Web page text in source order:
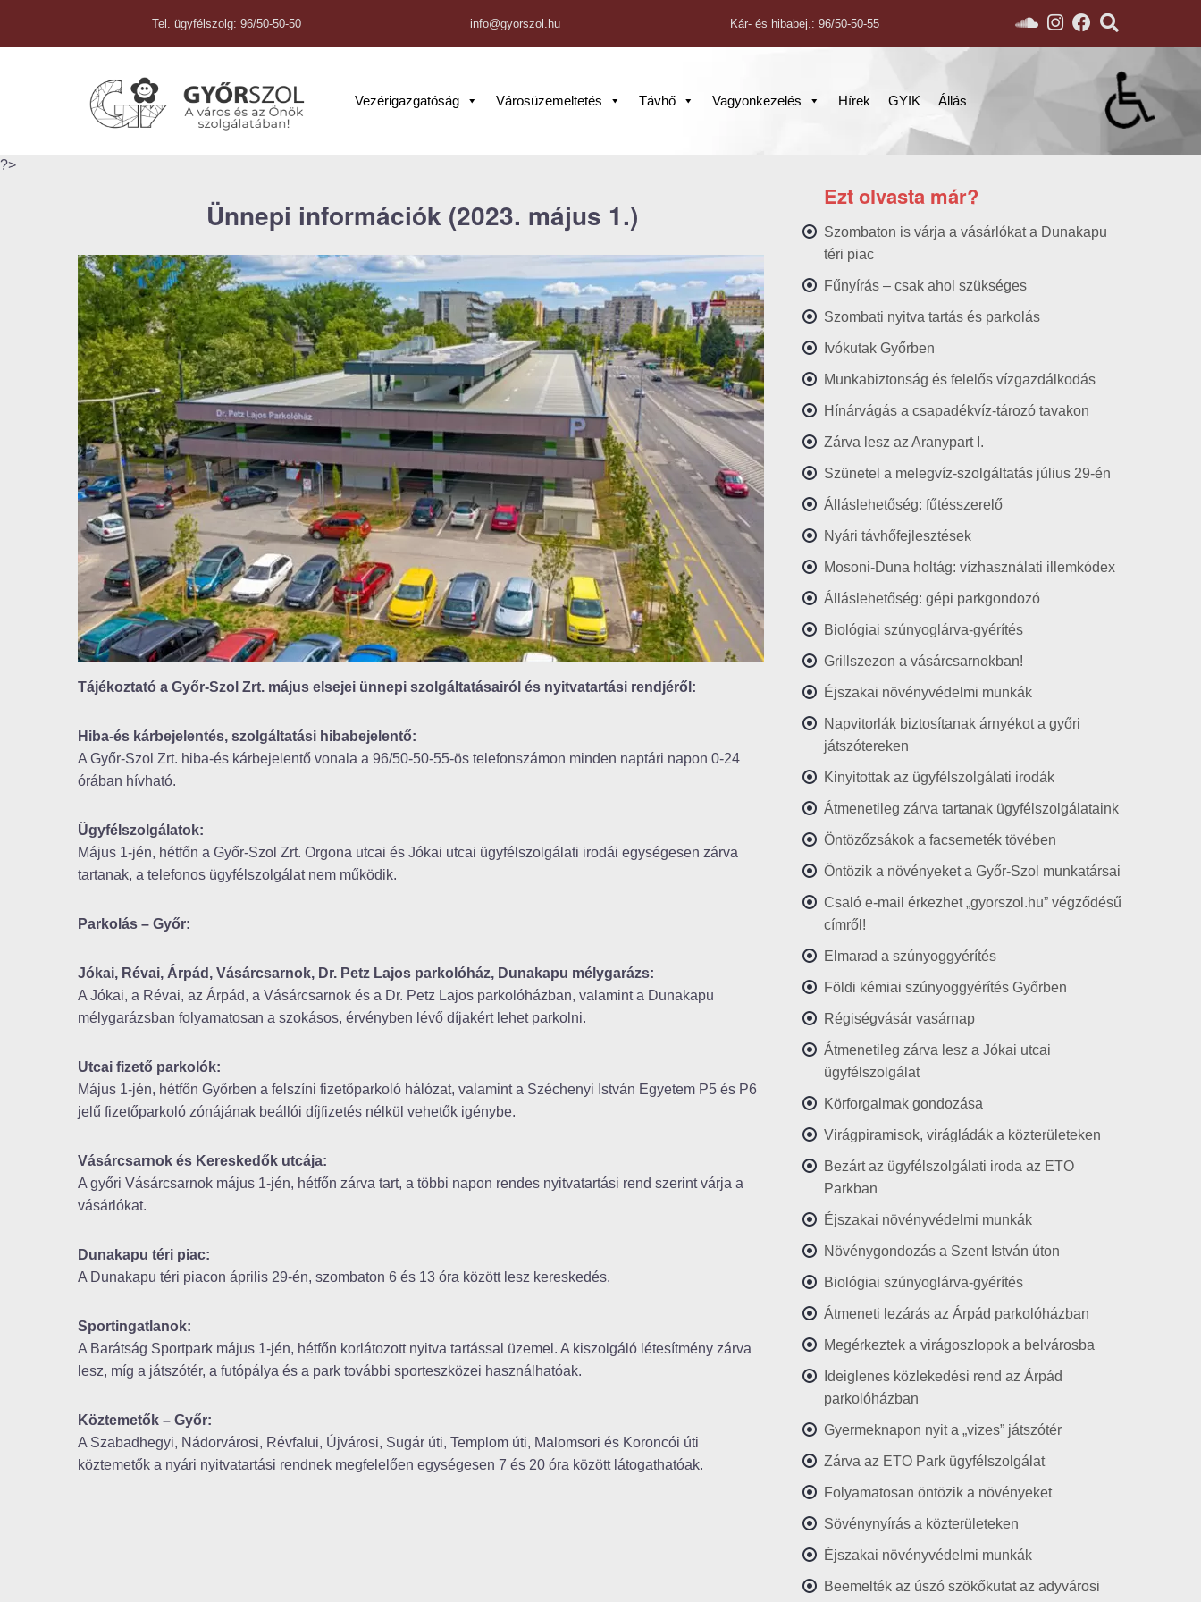
Tel. ügyfélszolg: 96/50-50-50 info@gyorszol.hu Kár- és hibabej.: 96/50-50-55
Vezérigazgatóság Városüzemeltetés Távhő Vagyonkezelés Hírek GYIK Állás
?>
Ünnepi információk (2023. május 1.)
Tájékoztató a Győr-Szol Zrt. május elsejei ünnepi szolgáltatásairól és nyitvatartási rendjéről:
Hiba-és kárbejelentés, szolgáltatási hibabejelentő:
A Győr-Szol Zrt. hiba-és kárbejelentő vonala a 96/50-50-55-ös telefonszámon minden naptári napon 0-24
órában hívható.
Ügyfélszolgálatok:
Május 1-jén, hétfőn a Győr-Szol Zrt. Orgona utcai és Jókai utcai ügyfélszolgálati irodái egységesen zárva
tartanak, a telefonos ügyfélszolgálat nem működik.
Parkolás – Győr:
Jókai, Révai, Árpád, Vásárcsarnok, Dr. Petz Lajos parkolóház, Dunakapu mélygarázs:
A Jókai, a Révai, az Árpád, a Vásárcsarnok és a Dr. Petz Lajos parkolóházban, valamint a Dunakapu
mélygarázsban folyamatosan a szokásos, érvényben lévő díjakért lehet parkolni.
Utcai fizető parkolók:
Május 1-jén, hétfőn Győrben a felszíni fizetőparkoló hálózat, valamint a Széchenyi István Egyetem P5 és P6
jelű fizetőparkoló zónájának beállói díjfizetés nélkül vehetők igénybe.
Vásárcsarnok és Kereskedők utcája:
A győri Vásárcsarnok május 1-jén, hétfőn zárva tart, a többi napon rendes nyitvatartási rend szerint várja a
vásárlókat.
Dunakapu téri piac:
A Dunakapu téri piacon április 29-én, szombaton 6 és 13 óra között lesz kereskedés.
Sportingatlanok:
A Barátság Sportpark május 1-jén, hétfőn korlátozott nyitva tartással üzemel. A kiszolgáló létesítmény zárva
lesz, míg a játszótér, a futópálya és a park további sporteszközei használhatóak.
Köztemetők – Győr:
A Szabadhegyi, Nádorvárosi, Révfalui, Újvárosi, Sugár úti, Templom úti, Malomsori és Koroncói úti
köztemetők a nyári nyitvatartási rendnek megfelelően egységesen 7 és 20 óra között látogathatóak.
Ezt olvasta már?
Szombaton is várja a vásárlókat a Dunakapu
téri piac
Fűnyírás – csak ahol szükséges
Szombati nyitva tartás és parkolás
Ivókutak Győrben
Munkabiztonság és felelős vízgazdálkodás
Hínárvágás a csapadékvíz-tározó tavakon
Zárva lesz az Aranypart I.
Szünetel a melegvíz-szolgáltatás július 29-én
Álláslehetőség: fűtésszerelő
Nyári távhőfejlesztések
Mosoni-Duna holtág: vízhasználati illemkódex
Álláslehetőség: gépi parkgondozó
Biológiai szúnyoglárva-gyérítés
Grillszezon a vásárcsarnokban!
Éjszakai növényvédelmi munkák
Napvitorlák biztosítanak árnyékot a győri
játszótereken
Kinyitottak az ügyfélszolgálati irodák
Átmenetileg zárva tartanak ügyfélszolgálataink
Öntözőzsákok a facsemeték tövében
Öntözik a növényeket a Győr-Szol munkatársai
Csaló e-mail érkezhet „gyorszol.hu” végződésű
címről!
Elmarad a szúnyoggyérítés
Földi kémiai szúnyoggyérítés Győrben
Régiségvásár vasárnap
Átmenetileg zárva lesz a Jókai utcai
ügyfélszolgálat
Körforgalmak gondozása
Virágpiramisok, virágládák a közterületeken
Bezárt az ügyfélszolgálati iroda az ETO
Parkban
Éjszakai növényvédelmi munkák
Növénygondozás a Szent István úton
Biológiai szúnyoglárva-gyérítés
Átmeneti lezárás az Árpád parkolóházban
Megérkeztek a virágoszlopok a belvárosba
Ideiglenes közlekedési rend az Árpád
parkolóházban
Gyermeknapon nyit a „vizes” játszótér
Zárva az ETO Park ügyfélszolgálat
Folyamatosan öntözik a növényeket
Sövénynyírás a közterületeken
Éjszakai növényvédelmi munkák
Beemelték az úszó szökőkutat az adyvárosi